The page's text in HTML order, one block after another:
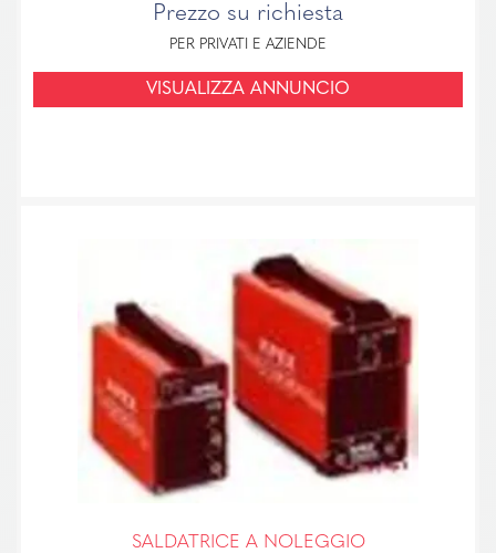
Prezzo su richiesta
PER PRIVATI E AZIENDE
VISUALIZZA ANNUNCIO
SALDATRICE A NOLEGGIO